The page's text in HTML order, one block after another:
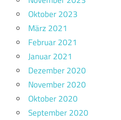
Oktober 2023
März 2021
Februar 2021
Januar 2021
Dezember 2020
November 2020
Oktober 2020
September 2020